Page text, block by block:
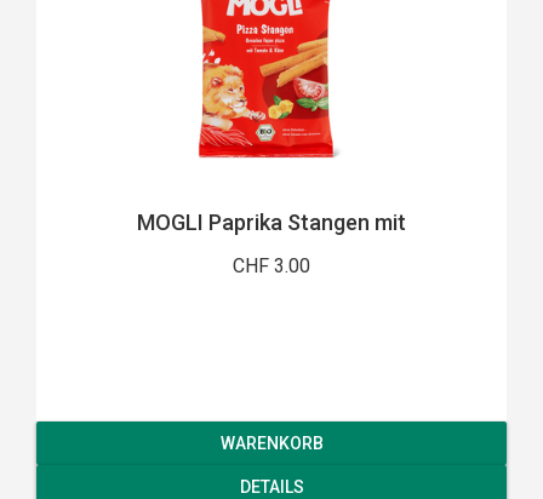
MOGLI Paprika Stangen mit
CHF 3.00
WARENKORB
DETAILS